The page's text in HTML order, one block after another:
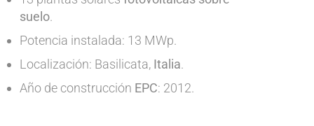
suelo.
Potencia instalada: 13 MWp.
Localización: Basilicata, Italia.
Año de construcción EPC: 2012.